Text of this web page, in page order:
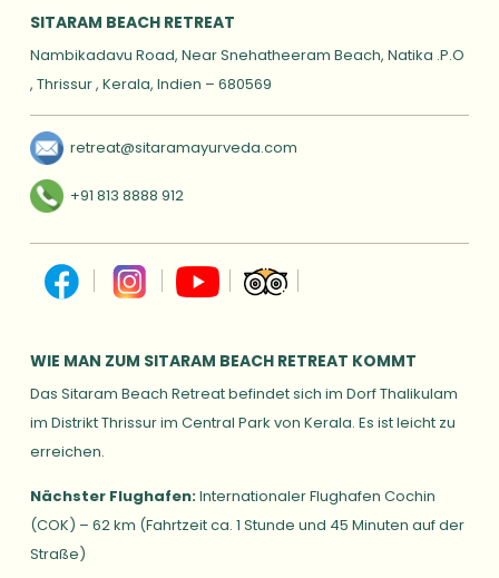
SITARAM BEACH RETREAT
Nambikadavu Road, Near Snehatheeram Beach, Natika .P.O
, Thrissur , Kerala, Indien –680569
retreat@sitaramayurveda.com
+91 813 8888 912
WIE MAN ZUM SITARAM BEACH RETREAT KOMMT
Das Sitaram Beach Retreat befindet sich im Dorf Thalikulam
im Distrikt Thrissurim CentralPark von Kerala. Es ist leicht zu
erreichen.
Nächster Flughafen:Internationaler Flughafen Cochin
(COK) – 62 km (Fahrtzeit ca. 1Stunde und 45 Minuten auf der
Straße)